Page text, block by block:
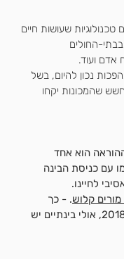
טכנולוגיות שעושות חיים
החולים
אדם ועוד.
נכון להיום, בשל
שהמכונות יקחו
הוא אחד
עם כניסת הבינה
לחיינו.
מורים קלוש. - כך
בכתבה בדה מרקר ב2018, אולי בינתיים יש